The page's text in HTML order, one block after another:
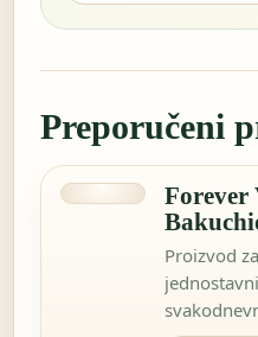
Preporučeni
Forever
Proizvod